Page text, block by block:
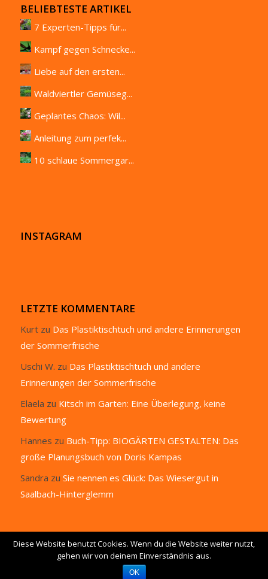
BELIEBTESTE ARTIKEL
7 Experten-Tipps für...
Kampf gegen Schnecke...
Liebe auf den ersten...
Waldviertler Gemüseg...
Geplantes Chaos: Wil...
Anleitung zum perfek...
10 schlaue Sommergar...
INSTAGRAM
LETZTE KOMMENTARE
Kurtzu Das Plastiktischtuch und andere Erinnerungen
der Sommerfrische
Uschi W. zu Das Plastiktischtuch und andere
Erinnerungen der Sommerfrische
Elaela zu Kitsch im Garten: Eine Überlegung, keine
Bewertung
Hannes zu Buch-Tipp: BIOGÄRTEN GESTALTEN: Das
große Planungsbuch von Doris Kampas
Sandra zu Sie nennen es Glück: Das Wiesergut in
Saalbach-Hinterglemm
© Copyright 2015 - www.garteling.at- Der Garten Blog von Ulli Cecerle-
Diese Website benutzt Cookies. Wenn du die Website weiter nutzt,
gehen wir von deinem Einverständnis aus.
OK